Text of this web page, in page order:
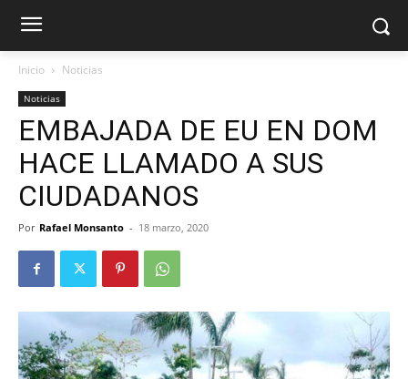
Inicio Noticias
Noticias
EMBAJADA DE EU EN DOM
HACE LLAMADO A SUS
CIUDADANOS
Por Rafael Monsanto - 18 marzo, 2020